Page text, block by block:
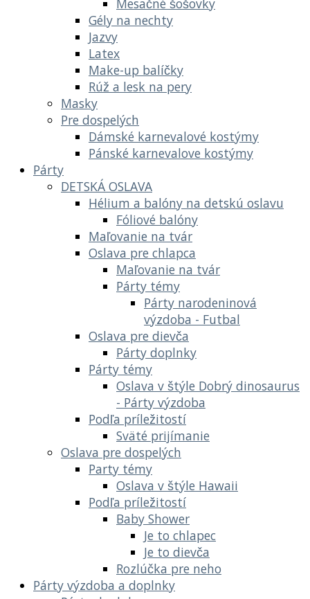
Gély na nechty
Jazvy
Latex
Make-up balíčky
Rúž a lesk na pery
Masky
Pre dospelých
Dámské karnevalové kostýmy
Pánské karnevalove kostýmy
Párty
DETSKÁ OSLAVA
Hélium a balóny na detskú oslavu
Fóliové balóny
Maľovanie na tvár
Oslava pre chlapca
Maľovanie na tvár
Párty témy
Párty narodeninová
výzdoba - Futbal
Oslava pre dievča
Párty doplnky
Párty témy
Oslava v štýle Dobrý dinosaurus
- Párty výzdoba
Podľa príležitostí
Sväté prijímanie
Oslava pre dospelých
Party témy
Oslava v štýle Hawaii
Podľa príležitostí
Baby Shower
Je to chlapec
Je to dievča
Rozlúčka pre neho
Párty výzdoba a doplnky